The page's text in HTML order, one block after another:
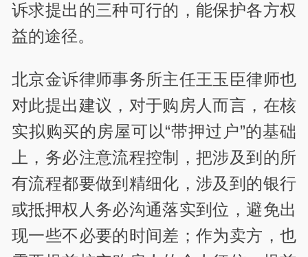
诉求提出的三种可行的，能保护各方权
益的途径。
北京金诉律师事务所主任王玉臣律师也
对此提出建议，对于购房人而言，在核
实拟购买的房屋可以“带押过户”的基础
上，务必注意流程控制，把涉及到的所
有流程都要做到精细化，涉及到的银行
或抵押权人务必沟通落实到位，避免出
现一些不必要的时间差；作为卖方，也